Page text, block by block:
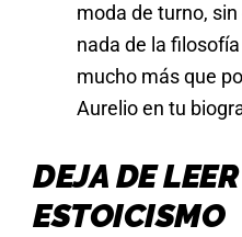
moda de turno,
nada de la
mucho más que
Aurelio en tu
DEJA DE
ESTOICISMO